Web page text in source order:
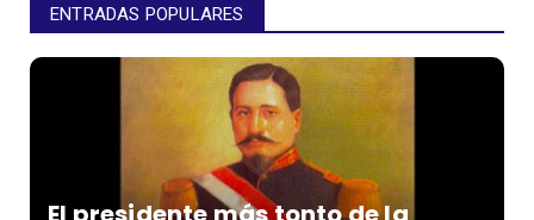
ENTRADAS POPULARES